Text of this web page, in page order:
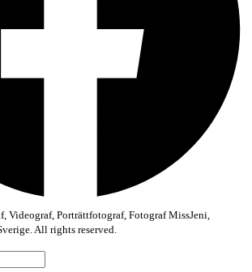
Videograf, Porträttfotograf, Fotograf MissJeni,
All rights reserved.